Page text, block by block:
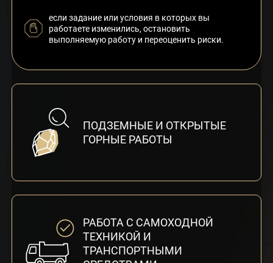
если задание или условия в которых вы
работаете изменились, остановить
выполняемую работу и переоценить риски.
ПОДЗЕМНЫЕ И ОТКРЫТЫЕ
ГОРНЫЕ РАБОТЫ
РАБОТА С САМОХОДНОЙ
ТЕХНИКОЙ И
ТРАНСПОРТНЫМИ